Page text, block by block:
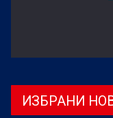
ИЗБРАНИ